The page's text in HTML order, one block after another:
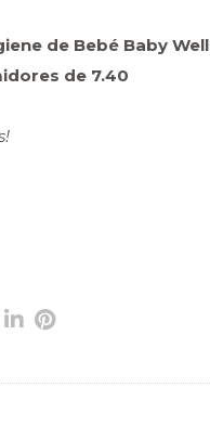
de Bebé Baby
de 7.40